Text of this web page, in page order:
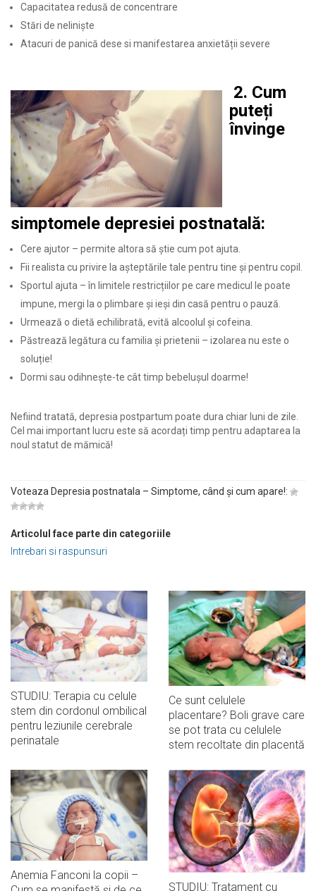
Capacitatea redusă de concentrare
Stări de nelinişte
Atacuri de panică dese si manifestarea anxietății severe
2. Cum
puteți
învinge
simptomele depresiei postnatală:
Cere ajutor – permite altora să știe cum pot ajuta.
Fii realista cu privire la așteptările tale pentru tine și pentru copil.
Sportul ajuta – în limitele restricțiilor pe care medicul le poate
impune, mergi la o plimbare și ieși din casă pentru o pauză.
Urmează o dietă echilibrată, evită alcoolul și cofeina.
Păstrează legătura cu familia și prietenii – izolarea nu este o
soluție!
Dormi sau odihnește-te cât timp bebelușul doarme!
Nefiind tratată, depresia postpartum poate dura chiar luni de zile.
Cel mai important lucru este să acordați timp pentru adaptarea la
noul statut de mămică!
Voteaza Depresia postnatala – Simptome, când și cum apare!:
Articolul face parte din categoriile
Intrebari si raspunsuri
STUDIU: Terapia cu celule
stem din cordonul ombilical
pentru leziunile cerebrale
perinatale
Ce sunt celulele
placentare? Boli grave care
se pot trata cu celulele
stem recoltate din placentă
Anemia Fanconi la copii –
STUDIU: Tratament cu